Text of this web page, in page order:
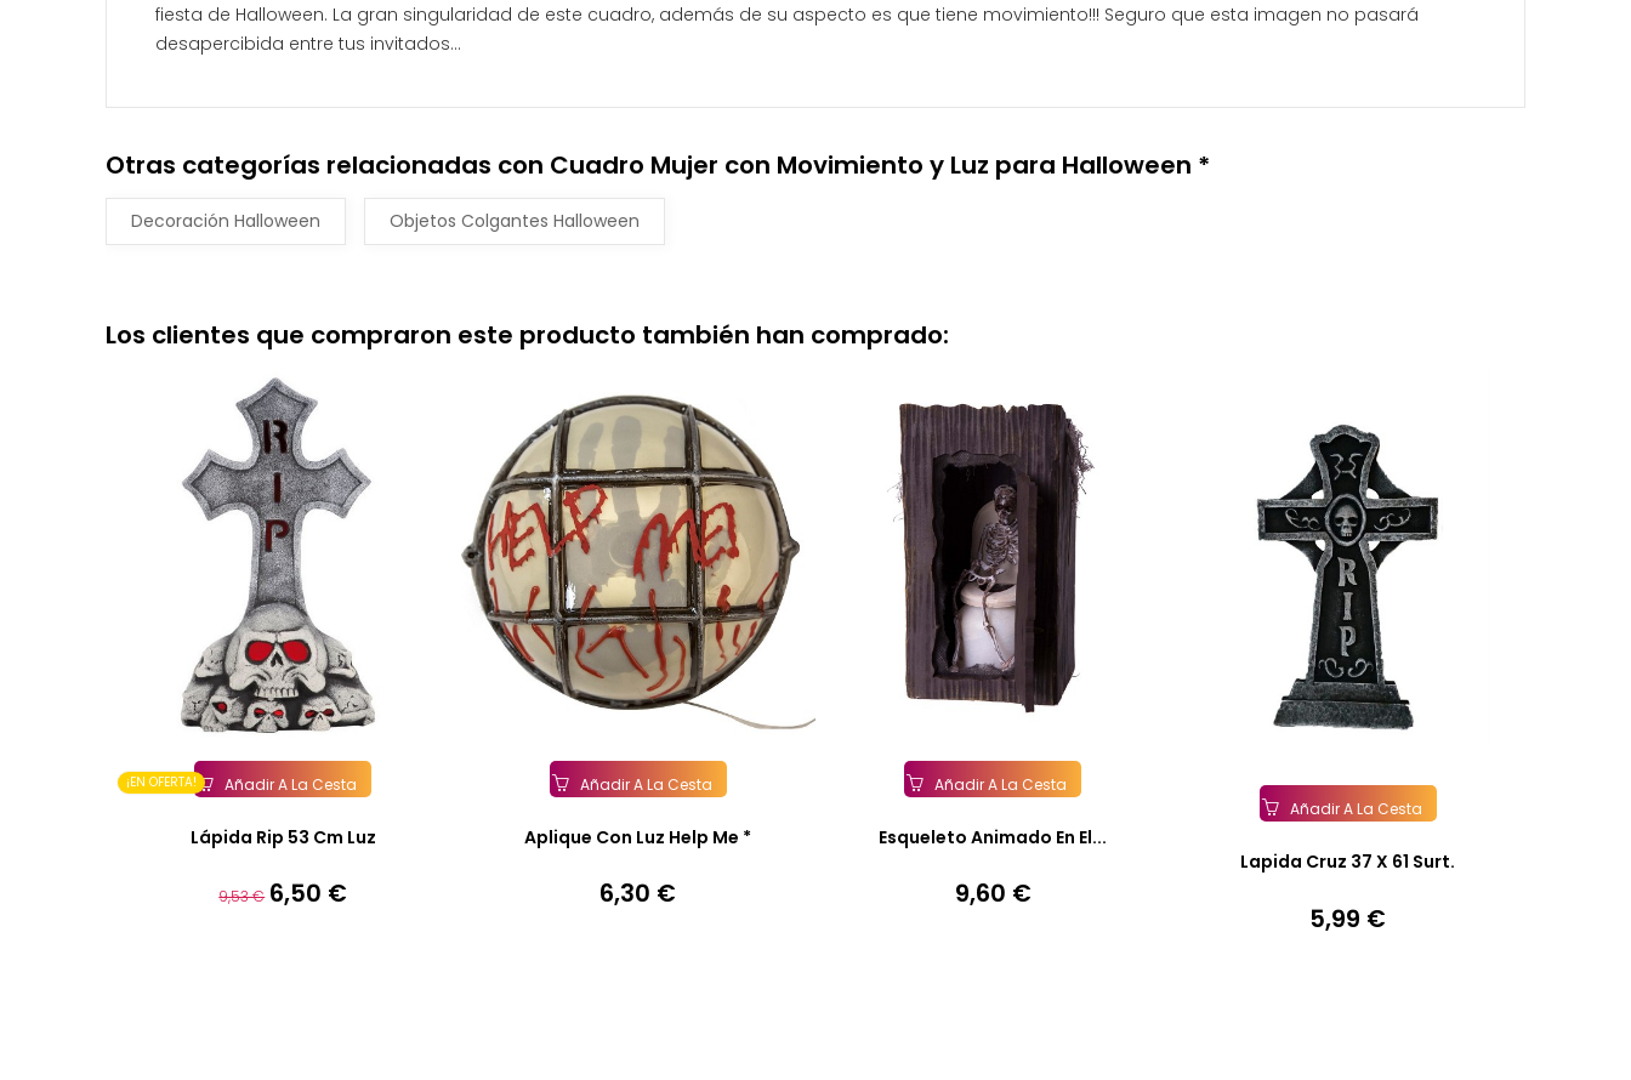
fiesta de Halloween. La gran singularidad de este cuadro, además de su aspecto es que tiene movimiento!!! Seguro que esta imagen no pasará
desapercibida entre tus invitados...
Otras categorías relacionadas con Cuadro Mujer con Movimiento y Luz para Halloween *
Decoración Halloween Objetos Colgantes Halloween
Los clientes que compraron este producto también han comprado:
¡EN OFERTA! Añadir A La Cesta
Lápida Rip 53 Cm Luz
Precio
9,53 € Precio
6,50 €
Añadir A La Cesta
Aplique Con Luz Help Me *
Precio
6,30 €
Añadir A La Cesta
Esqueleto Animado En El...
Precio
9,60 €
Añadir A La Cesta
Lapida Cruz 37 X 61 Surt.
Precio
5,99 €